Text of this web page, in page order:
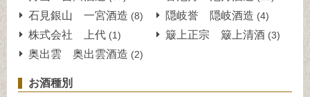
石見銀山 一宮酒造 (8) 隠岐誉 隠岐酒造 (4)
株式会社 上代 (1) 簸上正宗 簸上清酒 (3)
奥出雲 奥出雲酒造 (2)
お酒種別